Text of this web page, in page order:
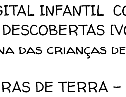
INFANTIL
das crianças
DE TERRA -